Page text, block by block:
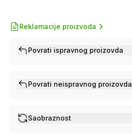
Reklamacije proizvoda
Povrati ispravnog proizovda
Povrati neispravnog proizovda
Saobraznost